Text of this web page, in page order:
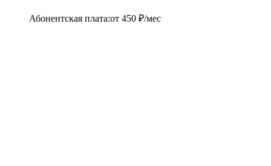
Абонентская плата:от 450 ₽/мес